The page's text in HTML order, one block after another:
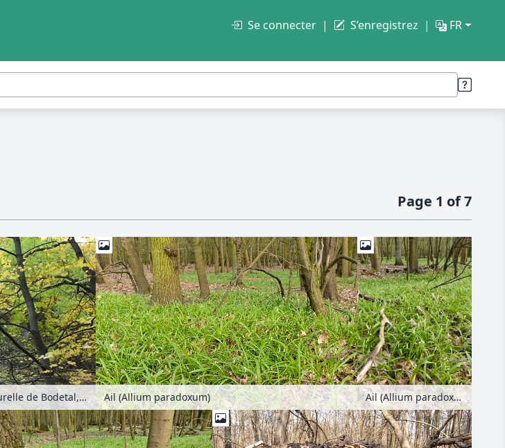
Se connecter S’enregistrez FR
Page 1 of 7
Forêt de montagne d'automne, réserve naturelle de Bodetal, Allemagne Ail (Allium paradoxum) Ail (Allium paradoxum)